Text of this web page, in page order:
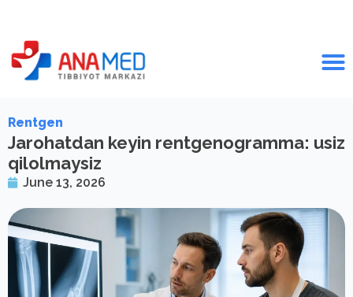
Rentgen
Jarohatdan keyin rentgenogramma: usiz
qilolmaysiz
June 13, 2026